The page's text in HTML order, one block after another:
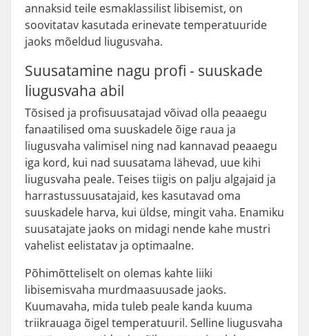
annaksid teile esmaklassilist libisemist, on
soovitatav kasutada erinevate temperatuuride
jaoks mõeldud liugusvaha.
Suusatamine nagu profi - suuskade
liugusvaha abil
Tõsised ja profisuusatajad võivad olla peaaegu
fanaatilised oma suuskadele õige raua ja
liugusvaha valimisel ning nad kannavad peaaegu
iga kord, kui nad suusatama lähevad, uue kihi
liugusvaha peale. Teises tiigis on palju algajaid ja
harrastussuusatajaid, kes kasutavad oma
suuskadele harva, kui üldse, mingit vaha. Enamiku
suusatajate jaoks on midagi nende kahe mustri
vahelist eelistatav ja optimaalne.
Põhimõtteliselt on olemas kahte liiki
libisemisvaha murdmaasuusade jaoks.
Kuumavaha, mida tuleb peale kanda kuuma
triikrauaga õigel temperatuuril. Selline liugusvaha